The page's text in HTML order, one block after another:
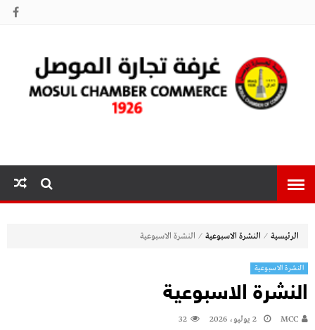
الموصل
الرئيسية ⁄ النشرة الاسبوعية ⁄ النشرة الاسبوعية
النشرة الاسبوعية
النشرة الاسبوعية
MCC 2 يوليو، 2026 32